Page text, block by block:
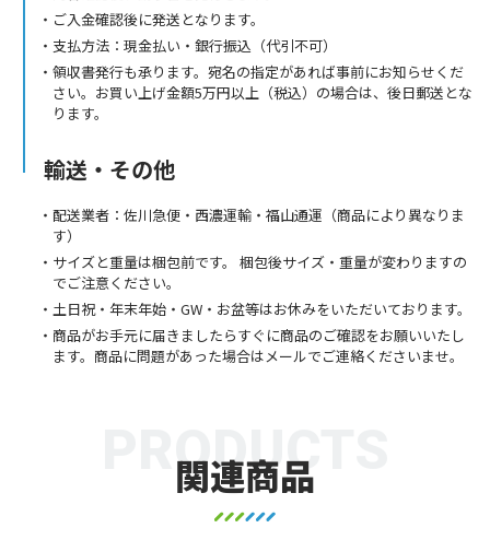
ご入金確認後に発送となります。
支払方法：現金払い・銀行振込（代引不可）
領収書発行も承ります。宛名の指定があれば事前にお知らせくだ
さい。お買い上げ金額5万円以上（税込）の場合は、後日郵送とな
ります。
輸送・その他
配送業者：佐川急便・西濃運輸・福山通運（商品により異なりま
す）
サイズと重量は梱包前です。 梱包後サイズ・重量が変わりますの
でご注意ください。
土日祝・年末年始・GW・お盆等はお休みをいただいております。
商品がお手元に届きましたらすぐに商品のご確認をお願いいたし
ます。商品に問題があった場合はメールでご連絡くださいませ。
関連商品
PRODUCTS